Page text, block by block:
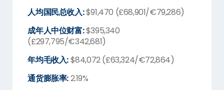
人均国民总收入:$91,470 (£68,901/€79,286)
成年人中位财富:$395,340
(£297,795/€342,681)
年均毛收入:$84,072 (£63,324/€72,864)
通货膨胀率:2.19%